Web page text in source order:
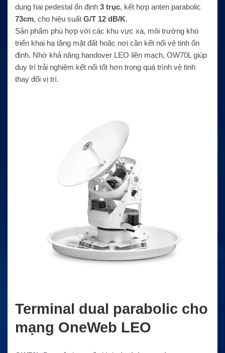
dụng hai pedestal ổn định 3 trục, kết hợp anten parabolic
73cm, cho hiệu suất G/T 12 dB/K.
Sản phẩm phù hợp với các khu vực xa, môi trường khó
triển khai hạ tầng mặt đất hoặc nơi cần kết nối vệ tinh ổn
định. Nhờ khả năng handover LEO liền mạch, OW70L giúp
duy trì trải nghiệm kết nối tốt hơn trong quá trình vệ tinh
thay đổi vị trí.
Terminal dual parabolic cho
mạng OneWeb LEO